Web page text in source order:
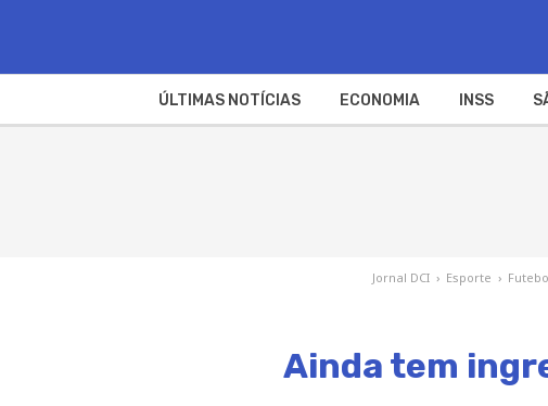
ÚLTIMAS NOTÍCIAS ECONOMIA INSS
Jornal DCI › Esporte ›
Ainda tem